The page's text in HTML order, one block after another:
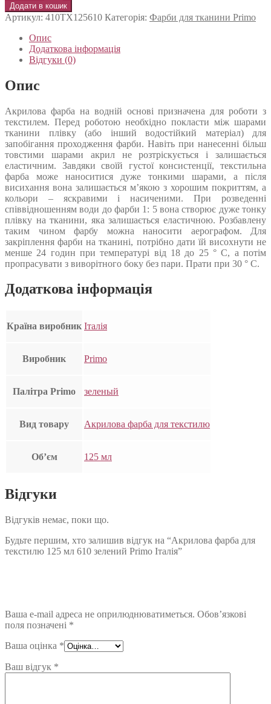
Додати в кошик
Артикул: 410TX125610 Категорія: Фарби для тканини Primo
Опис
Додаткова інформація
Відгуки (0)
Опис
Акрилова фарба на водній основі призначена для роботи з
текстилем. Перед роботою необхідно покласти між шарами
тканини плівку (або інший водостійкий матеріал) для
запобігання проходження фарби. Навіть при нанесенні більш
товстими шарами акрил не розтріскується і залишається
еластичним. Завдяки своїй густої консистенції, текстильна
фарба може наноситися дуже тонкими шарами, а після
висихання вона залишається м’якою з хорошим покриттям, а
кольори – яскравими і насиченими. При розведенні
співвідношенням води до фарби 1: 5 вона створює дуже тонку
плівку на тканини, яка залишається еластичною. Розбавлену
таким чином фарбу можна наносити аерографом. Для
закріплення фарби на тканині, потрібно дати їй висохнути не
менше 24 годин при температурі від 18 до 25 ° C, а потім
пропрасувати з виворітного боку без пари. Прати при 30 ° C.
Додаткова інформація
Країна виробник Італія
Виробник Primo
Палітра Primo зеленый
Вид товару Акрилова фарба для текстилю
Об’єм 125 мл
Відгуки
Відгуків немає, поки що.
Будьте першим, хто залишив відгук на “Акрилова фарба для
текстилю 125 мл 610 зелений Primo Італія”
Ваша e-mail адреса не оприлюднюватиметься. Обов’язкові
поля позначені *
Ваша оцінка *
Ваш відгук *